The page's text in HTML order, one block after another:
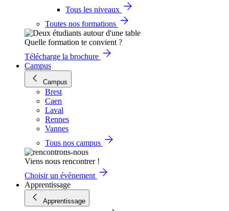
Tous les niveaux
Toutes nos formations
Quelle formation te convient ?
Télécharge la brochure
Campus
Campus
Brest
Caen
Laval
Rennes
Vannes
Tous nos campus
Viens nous rencontrer !
Choisir un évènement
Apprentissage
Apprentissage